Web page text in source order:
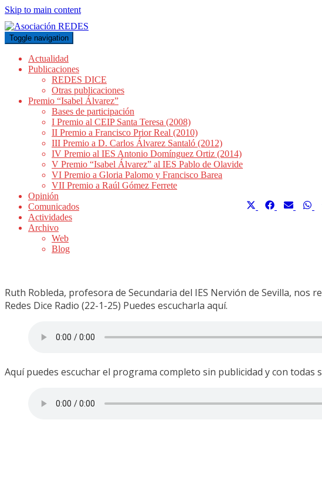
Skip to main content
Toggle navigation
Actualidad
Publicaciones
REDES DICE
Otras publicaciones
Premio “Isabel Álvarez”
Bases de participación
I Premio al CEIP Santa Teresa (2008)
II Premio a Francisco Prior Real (2010)
III Premio a D. Carlos Álvarez Santaló (2012)
IV Premio al IES Antonio Domínguez Ortiz (2014)
V Premio “Isabel Álvarez” al IES Pablo de Olavide
VI Premio a Gloria Palomo y Francisco Barea
VII Premio a Raúl Gómez Ferrete
Opinión
Comunicados
Actividades
Archivo
Web
Blog
CompartirCompartir
Ruth Robleda, profesora de Secundaria del IES Nervión de Sevilla,
Redes Dice Radio (22-1-25) Puedes escucharla aquí.
Aquí puedes escuchar el programa completo sin publicidad y con todas